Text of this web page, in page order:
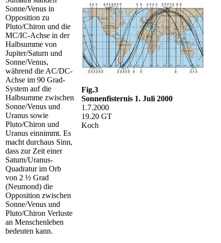
Sonne/Venus in
Opposition zu
Pluto/Chiron und die
MC/IC-Achse in der
Halbsumme von
Jupiter/Saturn und
Sonne/Venus,
während die AC/DC-
Achse im 90 Grad-
System auf die
Halbsumme zwischen
Sonne/Venus und
Uranus sowie
Pluto/Chiron und
Uranus einnimmt. Es
macht durchaus Sinn,
dass zur Zeit einer
Saturn/Uranus-
Quadratur im Orb
von 2 ½ Grad
(Neumond) die
Opposition zwischen
Sonne/Venus und
Pluto/Chiron Verluste
an Menschenleben
bedeuten kann.
Fig.3
Sonnenfisternis 1. Juli 2000
1.7.2000
19.20 GT
Koch